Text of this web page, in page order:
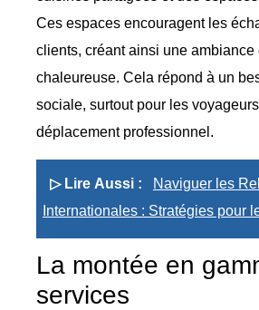
Ces espaces encouragent les
clients, créant ainsi une
chaleureuse. Cela répond à un
sociale, surtout pour les
déplacement professionnel.
▷ Lire Aussi :
Naviguer les
Internationales : Stratégies pour
La montée en
services